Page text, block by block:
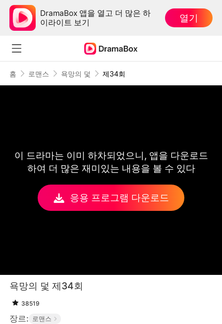
DramaBox 앱을 열고 더 많은 하
이라이트 보기
열기
홈 로맨스 욕망의 덫 제34회
이 드라마는 이미 하차되었으니, 앱을 다운로드
하여 더 많은 재미있는 내용을 볼 수 있다
응용 프로그램 다운로드
욕망의 덫 제34회
38519
장르: 로맨스